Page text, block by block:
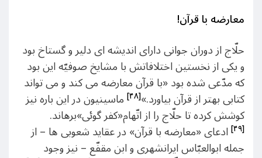
معارضه با قرآن!
حلّاج از دوران جوانی دارای اندیشه ای دلیر و گستاخ بود
و یکی از نخستین اختلافاتش با مشایخ صوفیّه این بود
که مدّعی شده بود «با قرآن معارضه می کند و می تواند
کتابی بهتر از قرآن بیاورد.»[۴۸] ماسینیون در این باره نیز
کوشش کرده تا حلّاج را از اتّهام«کفر گوئی»برهاند.
[۴۹] ادعای «معارضه با قرآن» در عقاید شعوبی ها – از
جمله ابوالعبّاس ایرانشهری و ابن مقفّع – نیز وجود